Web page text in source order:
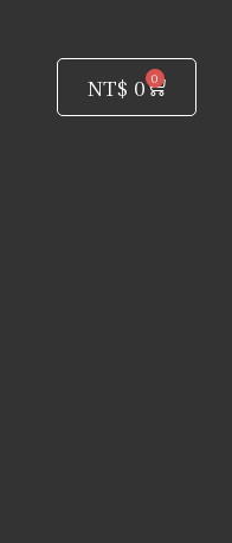
NT$ 0 0
購
物
籃